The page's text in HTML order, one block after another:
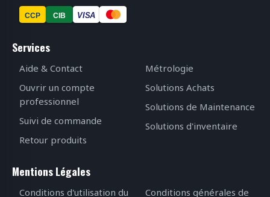
CCP CIB VISA
Services
Aide & Contact
Ouvrir un compte
professionnel
Suivi de commande
Retour produits
Métrologie
Solutions Achats
Solutions de Maintenance
Solutions d'inventaire
Mentions Légales
Conditions d'utilisation du Conditions générales de